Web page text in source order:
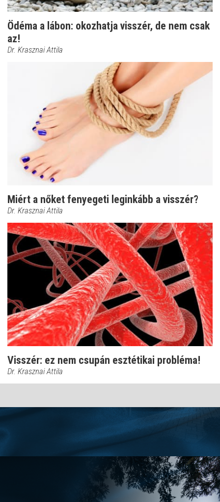
Ödéma a lábon: okozhatja visszér, de nem csak
az!
Dr. Krasznai Attila
Miért a nőket fenyegeti leginkább a visszér?
Dr. Krasznai Attila
Visszér: ez nem csupán esztétikai probléma!
Dr. Krasznai Attila